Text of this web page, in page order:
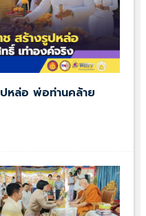
หล่อ พ่อท่านคล้าย